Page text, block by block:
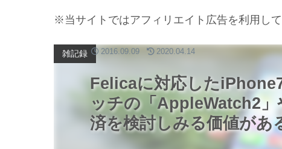
Felicaに対応した
ッチの「AppleWatch2
済を検討しみる価値があ
※当サイトではアフィリエイト広告を利用して
雑記録 2016.09.09 2020.04.14